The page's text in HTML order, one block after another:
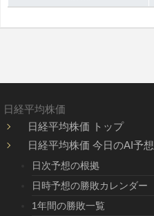
日経平均株価
日経平均株価 トップ
日経平均株価 今日のAI予想
日次予想の根拠
日時予想の勝敗カレンダー
1年間の勝敗一覧